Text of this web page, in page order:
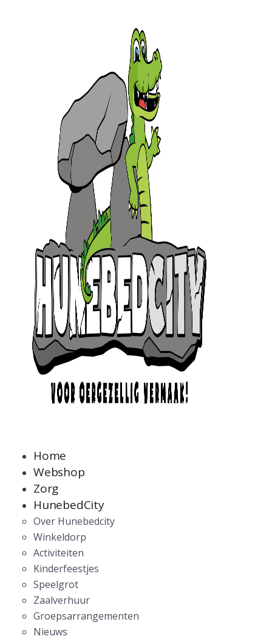
Home
Webshop
Zorg
HunebedCity
Over Hunebedcity
Winkeldorp
Activiteiten
Kinderfeestjes
Speelgrot
Zaalverhuur
Groepsarrangementen
Nieuws